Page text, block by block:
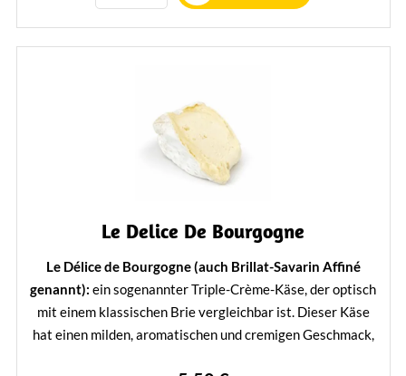
Le Delice De Bourgogne
Le Délice de Bourgogne (auch Brillat-Savarin Affiné
genannt): ein sogenannter Triple-Crème-Käse, der optisch
mit einem klassischen Brie vergleichbar ist. Dieser Käse
hat einen milden, aromatischen und cremigen Geschmack,